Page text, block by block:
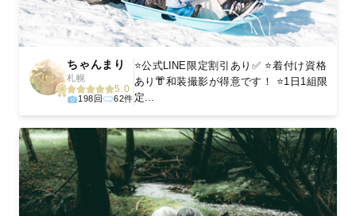
ちゃんまり
札幌
5.0
198回 62件
⭐️公式LINE限定割引あり✅ ⭐️着付け資格
あり👘和装撮影が得意です！ ⭐️1日1組限
定...